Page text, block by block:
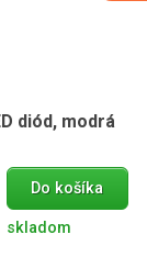
diód, modrá
Do košíka
skladom